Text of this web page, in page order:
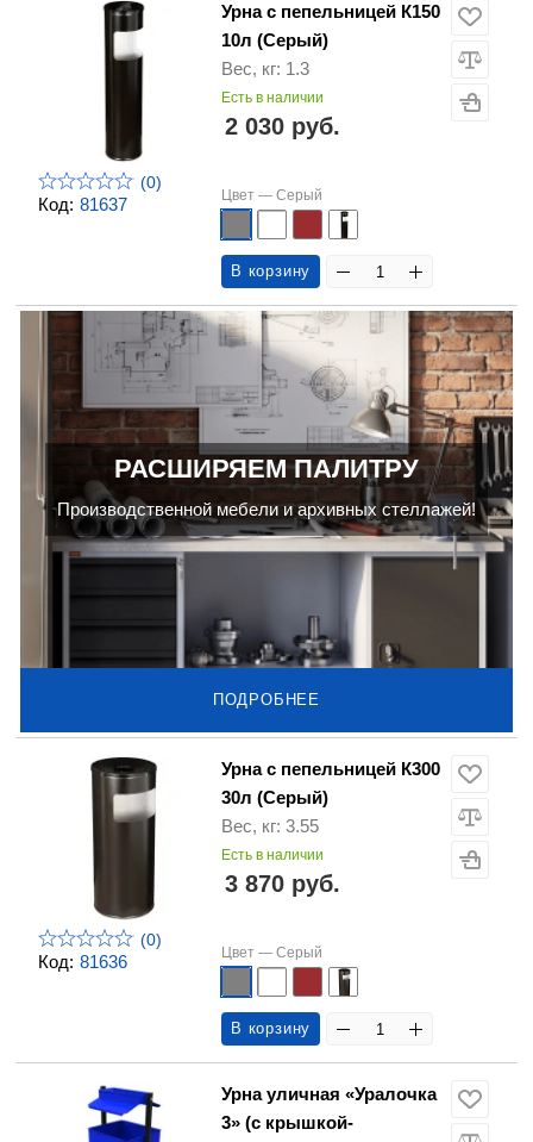
Код: 81637
(0)
Урна с пепельницей К150
10л (Серый)
Вес, кг: 1.3
Есть в наличии
2 030 руб.
Цвет — Серый
В корзину
РАСШИРЯЕМ ПАЛИТРУ
Производственной мебели и архивных стеллажей!
ПОДРОБНЕЕ
Код: 81636
(0)
Урна с пепельницей К300
30л (Серый)
Вес, кг: 3.55
Есть в наличии
3 870 руб.
Цвет — Серый
В корзину
Урна уличная «Уралочка
3» (с крышкой-